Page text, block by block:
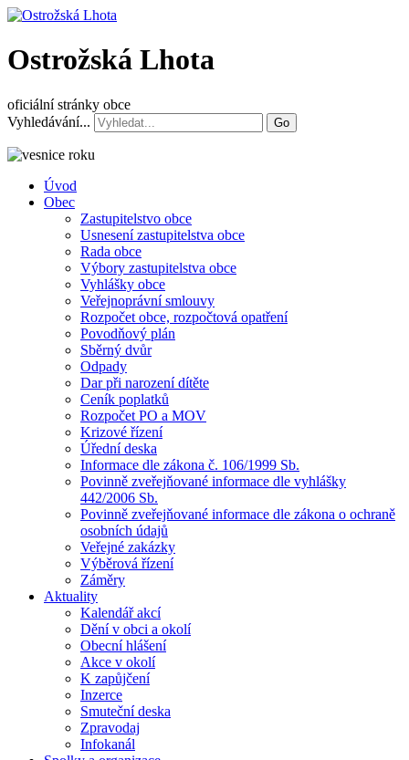
Ostrožská Lhota
oficiální stránky obce
Vyhledávání...
Go
Úvod
Obec
Zastupitelstvo obce
Usnesení zastupitelstva obce
Rada obce
Výbory zastupitelstva obce
Vyhlášky obce
Veřejnoprávní smlouvy
Rozpočet obce, rozpočtová opatření
Povodňový plán
Sběrný dvůr
Odpady
Dar při narození dítěte
Ceník poplatků
Rozpočet PO a MOV
Krizové řízení
Úřední deska
Informace dle zákona č. 106/1999 Sb.
Povinně zveřejňované informace dle vyhlášky
442/2006 Sb.
Povinně zveřejňované informace dle zákona o ochraně
osobních údajů
Veřejné zakázky
Výběrová řízení
Záměry
Aktuality
Kalendář akcí
Dění v obci a okolí
Obecní hlášení
Akce v okolí
K zapůjčení
Inzerce
Smuteční deska
Zpravodaj
Infokanál